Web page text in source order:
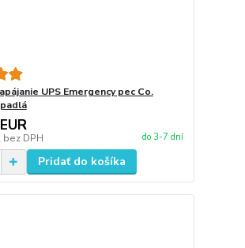
UPS Emergency pec Co.
bez DPH do 3-7 dní
Pridať do košíka